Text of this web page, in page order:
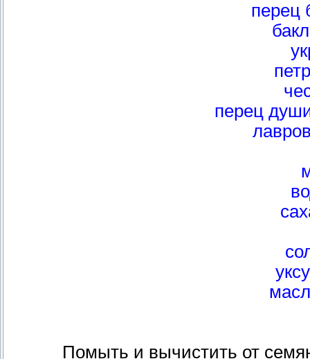
перец
перец
Помыть и вычистить от